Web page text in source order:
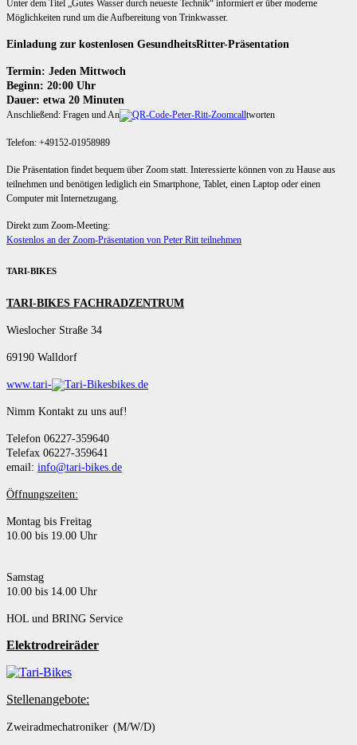
Unter dem Titel „Gutes Wasser durch neueste Technik“ informiert er über moderne
Möglichkeiten rund um die Aufbereitung von Trinkwasser.
Einladung zur kostenlosen GesundheitsRitter-Präsentation
Termin: Jeden Mittwoch
Beginn: 20:00 Uhr
Dauer: etwa 20 Minuten
Anschließend: Fragen und An tworten
Telefon: +49152-01958989
Die Präsentation findet bequem über Zoom statt. Interessierte können von zu Hause aus
teilnehmen und benötigen lediglich ein Smartphone, Tablet, einen Laptop oder einen
Computer mit Internetzugang.
Direkt zum Zoom-Meeting:
Kostenlos an der Zoom-Präsentation von Peter Ritt teilnehmen
TARI-BIKES
TARI-BIKES FACHRADZENTRUM
Wieslocher Straße 34
69190 Walldorf
www.tari- bikes.de
Nimm Kontakt zu uns auf!
Telefon 06227-359640
Telefax 06227-359641
email: info@tari-bikes.de
Öffnungszeiten:
Montag bis Freitag
10.00 bis 19.00 Uhr
Samstag
10.00 bis 14.00 Uhr
HOL und BRING Service
Elektrodreiräder
Stellenangebote:
Zweiradmechatroniker (M/W/D)